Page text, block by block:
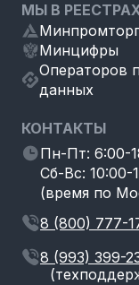
МЫ В
Минпромторг
Минцифры
Операторов
данных
КОНТАКТЫ
Пн-Пт: 6:00-
Сб-Вс: 10:00-
(время по
8 (800) 777-
8 (993) 399-